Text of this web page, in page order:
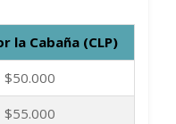
la Cabaña (CLP)
$50.000
$55.000